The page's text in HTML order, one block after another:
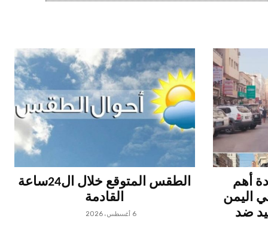
أهم
اليمن
ضد
الطقس المتوقع خلال ال24ساعة
القادمة
6 أغسطس، 2026